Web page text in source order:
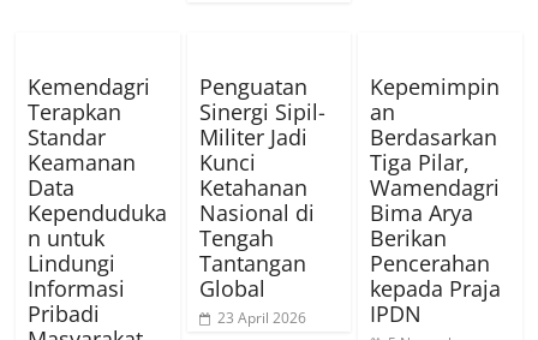
Kemendagri
Terapkan
Standar
Keamanan
Data
Kependuduka
n untuk
Lindungi
Informasi
Pribadi
Penguatan
Sinergi Sipil-
Militer Jadi
Kunci
Ketahanan
Nasional di
Tengah
Tantangan
Global
23 April 2026
Kepemimpin
an
Berdasarkan
Tiga Pilar,
Wamendagri
Bima Arya
Berikan
Pencerahan
kepada Praja
IPDN